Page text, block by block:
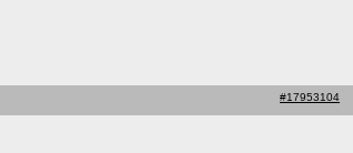
#17953104